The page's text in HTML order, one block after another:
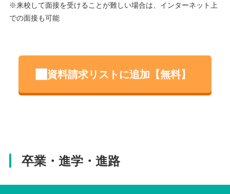
※来校して面接を受けることが難しい場合は、インターネット上
での面接も可能
資料請求リストに追加【無料】
卒業・進学・進路